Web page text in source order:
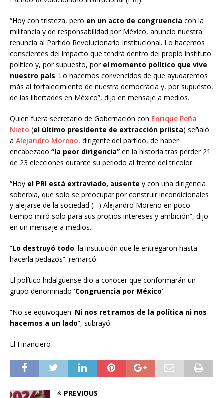
“Hoy con tristeza, pero en un acto de congruencia con la
militancia y de responsabilidad por México, anuncio nuestra
renuncia al Partido Revolucionario Institucional. Lo hacemos
conscientes del impacto que tendrá dentro del propio instituto
político y, por supuesto, por el momento político que vive
nuestro país. Lo hacemos convencidos de que ayudaremos
más al fortalecimiento de nuestra democracia y, por supuesto,
de las libertades en México”, dijo en mensaje a medios.
Quien fuera secretario de Gobernación con Enrique Peña
Nieto (el último presidente de extracción priista) señaló
a Alejandro Moreno, dirigente del partido, de haber
encabezado “la peor dirigencia” en la historia tras perder 21
de 23 elecciones durante su periodo al frente del tricolor.
“Hoy el PRI está extraviado, ausente y con una dirigencia
soberbia, que solo se preocupar por construir incondicionales
y alejarse de la sociedad (…) Alejandro Moreno en poco
tiempo miró solo para sus propios intereses y ambición”, dijo
en un mensaje a medios.
“Lo destruyó todo: la institución que le entregaron hasta
hacerla pedazos”. remarcó.
El político hidalguense dio a conocer que conformarán un
grupo denominado ‘Congruencia por México’.
“No se equivoquen: Ni nos retiramos de la política ni nos
hacemos a un lado”, subrayó.
El Financiero
PREVIOUS